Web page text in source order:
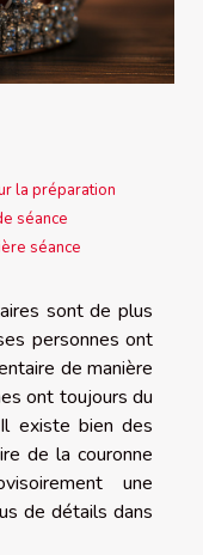
la préparation
séance
séance
sont de plus
personnes ont
de manière
ont toujours du
existe bien des
de la couronne
une
de détails dans